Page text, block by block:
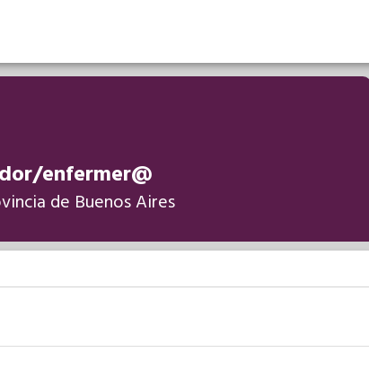
enfermer@
de Buenos Aires